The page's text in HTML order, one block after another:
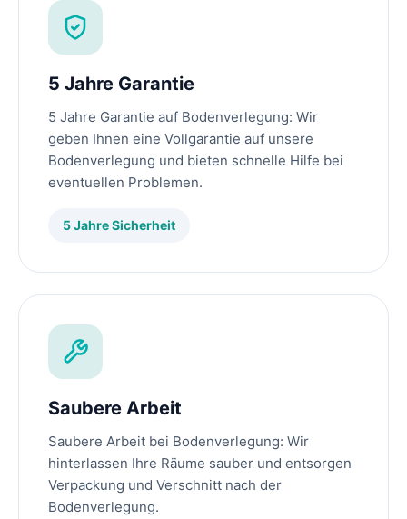
5 Jahre Garantie
5 Jahre Garantie auf Bodenverlegung: Wir
geben Ihnen eine Vollgarantie auf unsere
Bodenverlegung und bieten schnelle Hilfe bei
eventuellen Problemen.
5 Jahre Sicherheit
Saubere Arbeit
Saubere Arbeit bei Bodenverlegung: Wir
hinterlassen Ihre Räume sauber und entsorgen
Verpackung und Verschnitt nach der
Bodenverlegung.